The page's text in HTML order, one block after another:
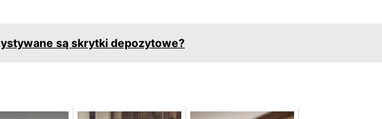
są skrytki depozytowe?